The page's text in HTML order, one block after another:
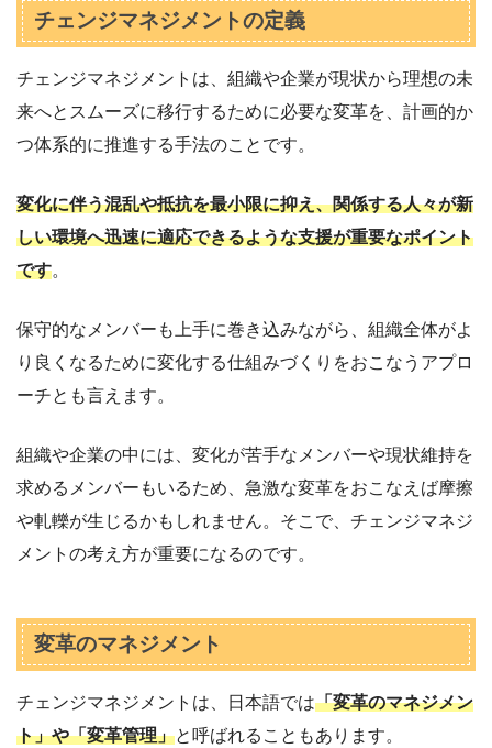
チェンジマネジメントの定義
チェンジマネジメントは、組織や企業が現状から理想の未
来へとスムーズに移行するために必要な変革を、計画的か
つ体系的に推進する手法のことです。
変化に伴う混乱や抵抗を最小限に抑え、関係する人々が新
しい環境へ迅速に適応できるような支援が重要なポイント
です。
保守的なメンバーも上手に巻き込みながら、組織全体がよ
り良くなるために変化する仕組みづくりをおこなうアプロ
ーチとも言えます。
組織や企業の中には、変化が苦手なメンバーや現状維持を
求めるメンバーもいるため、急激な変革をおこなえば摩擦
や軋轢が生じるかもしれません。そこで、チェンジマネジ
メントの考え方が重要になるのです。
変革のマネジメント
チェンジマネジメントは、日本語では「変革のマネジメン
ト」や「変革管理」と呼ばれることもあります。